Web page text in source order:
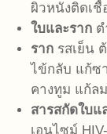
ผิวหนังติดเชื้
ใบและราก ต
ราก รสเย็น
ไข้กลับ แก้ซ
คางทูม แก้ล
สารสกัดใบแ
เอนไซม์